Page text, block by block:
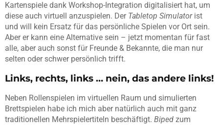
Kartenspiele dank Workshop-Integration digitalisiert hat, um
diese auch virtuell anzuspielen. Der Tabletop Simulatorist
und will kein Ersatz für das persönliche Spielen vor Ort sein.
Aber er kann eine Alternative sein – jetzt momentan für fast
alle, aber auch sonst für Freunde & Bekannte, die man nur
selten oder schwer persönlich trifft.
Links, rechts, links … nein, das andere links!
Neben Rollenspielen im virtuellen Raum und simulierten
Brettspielen habe ich mich aber natürlich auch mit ganz
traditionellen Mehrspielertiteln beschäftigt. Biped zum